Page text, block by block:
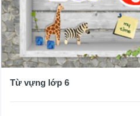
Từ vựng lớp 6